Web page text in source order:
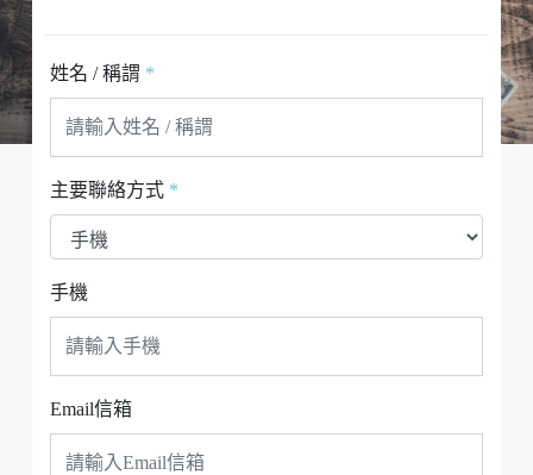
姓名 / 稱謂 *
主要聯絡方式 *
手機
Email信箱